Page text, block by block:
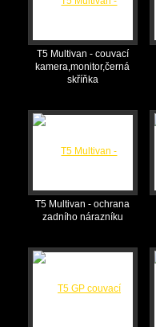
T5 Multivan - couvací
kamera,monitor,černá
skříňka
T5 Multivan - ochrana
zadního nárazníku